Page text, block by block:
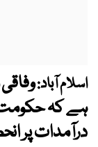
اسلام آباد:
ہے کہ حکومت
درآمدات پر